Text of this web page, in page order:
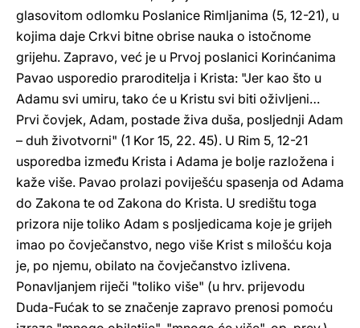
glasovitom odlomku Poslanice Rimljanima (5, 12-21), u
kojima daje Crkvi bitne obrise nauka o istočnome
grijehu. Zapravo, već je u Prvoj poslanici Korinćanima
Pavao usporedio praroditelja i Krista: "Jer kao što u
Adamu svi umiru, tako će u Kristu svi biti oživljeni…
Prvi čovjek, Adam, postade živa duša, posljednji Adam
– duh životvorni" (1 Kor 15, 22. 45). U Rim 5, 12-21
usporedba između Krista i Adama je bolje razložena i
kaže više. Pavao prolazi poviješću spasenja od Adama
do Zakona te od Zakona do Krista. U središtu toga
prizora nije toliko Adam s posljedicama koje je grijeh
imao po čovječanstvo, nego više Krist s milošću koja
je, po njemu, obilato na čovječanstvo izlivena.
Ponavljanjem riječi "toliko više" (u hrv. prijevodu
Duda-Fućak to se značenje zapravo prenosi pomoću